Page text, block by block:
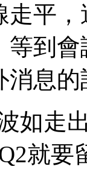
走平
等到
消息
如走
就